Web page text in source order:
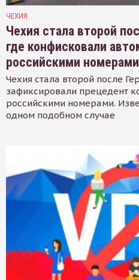
ЧЕХИЯ
Чехия стала второй
где конфисковали
российскими номерами
Чехия стала второй после
зафиксировали прецедент
российскими номерами.
одном подобном случае